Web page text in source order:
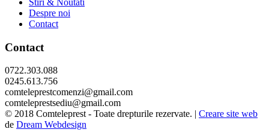
Stiri & Noutati
Despre noi
Contact
Contact
0722.303.088
0245.613.756
comteleprestcomenzi@gmail.com
comteleprestsediu@gmail.com
© 2018 Comteleprest - Toate drepturile rezervate. | Creare site web
de Dream Webdesign